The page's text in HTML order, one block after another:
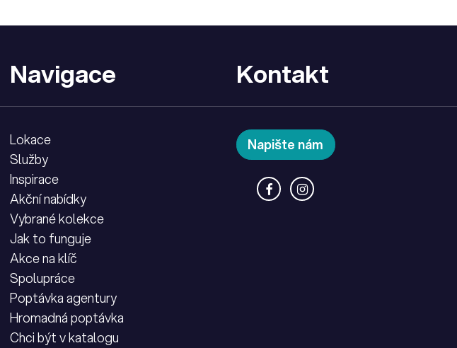
Navigace
Lokace
Služby
Inspirace
Akční nabídky
Vybrané kolekce
Jak to funguje
Akce na klíč
Spolupráce
Poptávka agentury
Hromadná poptávka
Chci být v katalogu
Kontakt
Napište nám